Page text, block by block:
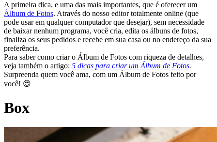
A primeira dica, e uma das mais importantes, que é oferecer um
Álbum de Fotos. Através do nosso editor totalmente online (que
pode usar em qualquer computador que desejar), sem necessidade
de baixar nenhum programa, você cria, edita os álbuns de fotos,
finaliza os seus pedidos e recebe em sua casa ou no endereço da sua
preferência.
Para saber como criar o Álbum de Fotos com riqueza de detalhes,
veja também o artigo: 5 dicas para criar um Álbum de Fotos.
Surpreenda quem você ama, com um Álbum de Fotos feito por
você! 😍
Box